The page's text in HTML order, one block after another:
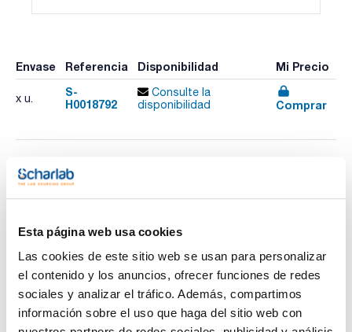
Esta página web usa cookies
Las cookies de este sitio web se usan para personalizar
el contenido y los anuncios, ofrecer funciones de redes
sociales y analizar el tráfico. Además, compartimos
información sobre el uso que haga del sitio web con
Envase Referencia Disponibilidad Mi Precio
x u.
S-
H0018792
Consulte la
disponibilidad
Comprar
Imprimir ficha de
Características
Descripción : Placas de control de cuarzo simple con
certificado de fábrica S+H (para comprobar y calibrar),
sensor de temperatura integrado. Sin cable
Características : +50°Z / +17,5° ang. grado (±1°Z / ±0,35°).
Pack (u.) : 1
El polarímetro VariPol es un polarímetro de precisión de
última generación con un diseño moderno, materiales
robustos y una longevidad inigualable. Su incomparable
Ver más